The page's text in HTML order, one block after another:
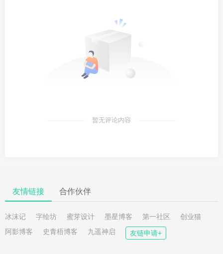
暂无评论内容
友情链接 合作伙伴
冰沫记 字绘坊 蜜芽设计 墨星博客 第一社区
创业猫
阿影博客
史青梧博客 九遥神启 友链申请+